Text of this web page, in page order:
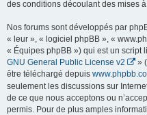
des conditions découlant des mises
Nos forums sont développés par
« leur », « logiciel phpBB », «
« Équipes phpBB ») qui est un script
GNU General Public License v2
»
être téléchargé depuis
seulement les discussions sur
de ce que nous acceptons ou
permis. Pour de plus amples